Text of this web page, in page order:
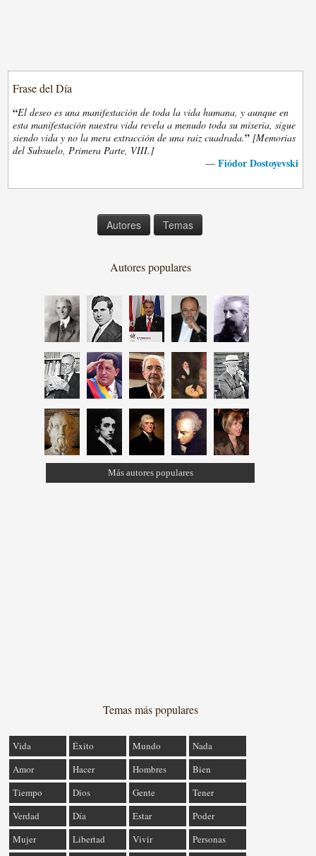
Frase del Día
“El deseo es una manifestación de toda la vida humana, y aunque en
esta manifestación nuestra vida revela a menudo toda su miseria, sigue
siendo vida y no la mera extracción de una raiz cuadrada.” [Memorias
del Subsuelo, Primera Parte, VIII.]
— Fiódor Dostoyevski
Autores Temas
Autores populares
Más autores populares
Temas más populares
Vida Éxito Mundo
Nada
Amor
Hacer Hombres
Bien
Tiempo
Dios Gente
Tener
Verdad
Día Estar
Poder
Mujer
Libertad Vivir Personas